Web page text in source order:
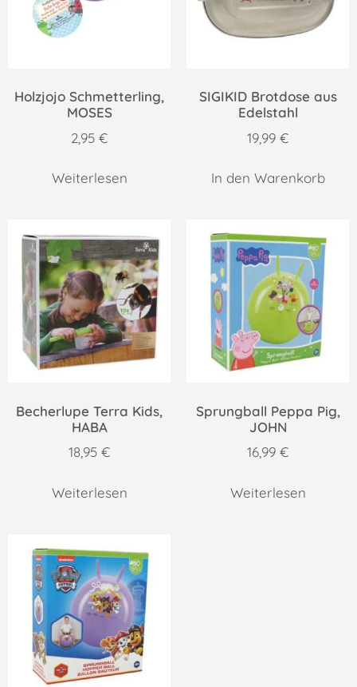
Holzjojo Schmetterling,
MOSES
2,95 €
Weiterlesen
SIGIKID Brotdose aus
Edelstahl
19,99 €
In den Warenkorb
Becherlupe Terra Kids,
HABA
18,95 €
Weiterlesen
Sprungball Peppa Pig,
JOHN
16,99 €
Weiterlesen